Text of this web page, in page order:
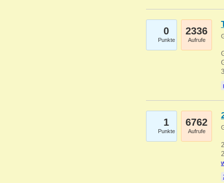
0
Punkte
2336
Aufrufe
1
Punkte
6762
Aufrufe